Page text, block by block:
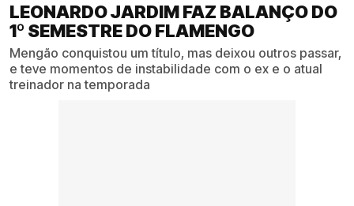
LEONARDO JARDIM FAZ BALANÇO DO
1º SEMESTRE DO FLAMENGO
Mengão conquistou um título, mas deixou outros passar,
e teve momentos de instabilidade com o ex e o atual
treinador na temporada